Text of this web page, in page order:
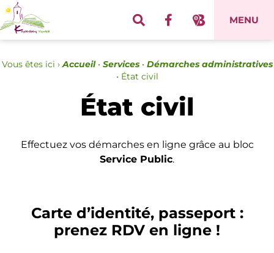
MENU
Vous êtes ici › Accueil• Services• Démarches administratives
• État civil
État civil
Effectuez vos démarches en ligne grâce au bloc
Service Public.
Carte d’identité, passeport :
prenez RDV en ligne !
Panneau de gestion des cookies